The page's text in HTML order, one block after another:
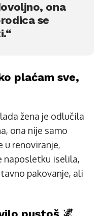
ona
se
plaćam sve,
žena je odlučila
ona nije samo
u renoviranje,
naposletku iselila,
pakovanje, ali